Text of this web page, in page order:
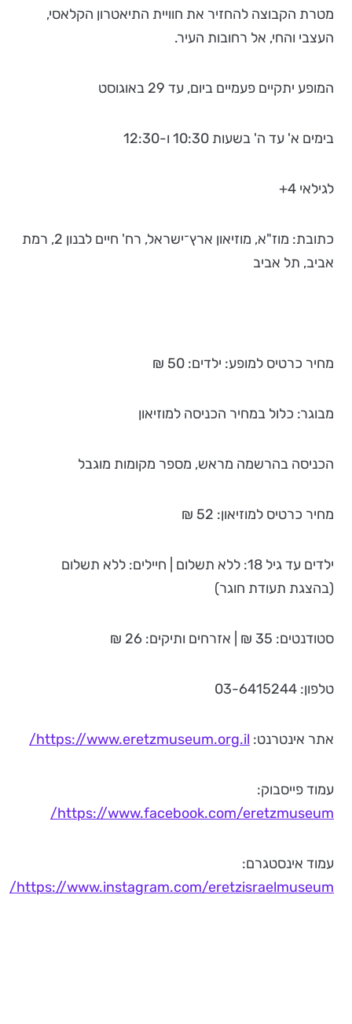
מטרת הקבוצה להחזיר את חוויית התיאטרון הקלאסי,
העצבי והחי, אל רחובות העיר.
המופע יתקיים פעמיים ביום, עד 29 באוגוסט
בימים א' עד ה' בשעות 10:30 ו-12:30
לגילאי 4+
כתובת: מוז"א, מוזיאון ארץ־ישראל, רח' חיים לבנון 2, רמת
אביב, תל אביב
מחיר כרטיס למופע: ילדים: 50 ₪
מבוגר: כלול במחיר הכניסה למוזיאון
הכניסה בהרשמה מראש, מספר מקומות מוגבל
מחיר כרטיס למוזיאון: 52 ₪
ילדים עד גיל 18: ללא תשלום | חיילים: ללא תשלום
(בהצגת תעודת חוגר)
סטודנטים: 35 ₪ | אזרחים ותיקים: 26 ₪
טלפון: 03-6415244
אתר אינטרנט: https://www.eretzmuseum.org.il/
עמוד פייסבוק:
https://www.facebook.com/eretzmuseum/
עמוד אינסטגרם:
https://www.instagram.com/eretzisraelmuseum/